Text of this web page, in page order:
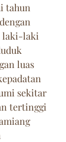
tahun
laki-laki
luas
sekitar
tertinggi